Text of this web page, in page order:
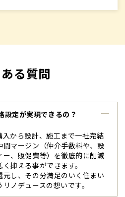
る質問
設定が実現できるの？
入から設計、施工まで一社完結
マージン（仲介手数料や、設
、販促費等）を徹底的に削減
抑える事ができます。
し、その分満足のいく住まい
ノデュースの想いです。